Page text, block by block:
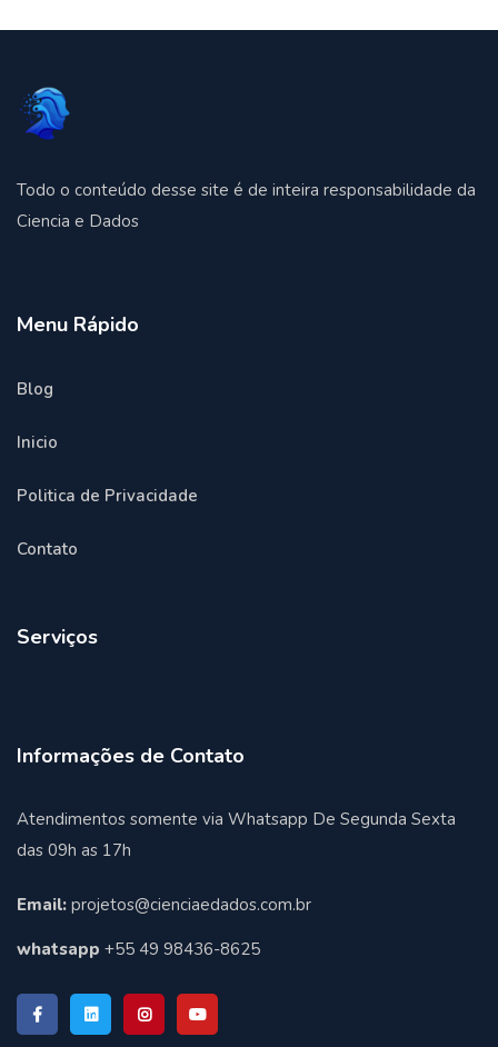
Todo o conteúdo desse site é de inteira responsabilidade da
Ciencia e Dados
Menu Rápido
Blog
Inicio
Politica de Privacidade
Contato
Serviços
Informações de Contato
Atendimentos somente via Whatsapp De Segunda Sexta
das 09h as 17h
Email: projetos@cienciaedados.com.br
whatsapp +55 49 98436-8625